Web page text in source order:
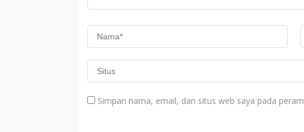
Simpan nama, email, dan situs web saya pada